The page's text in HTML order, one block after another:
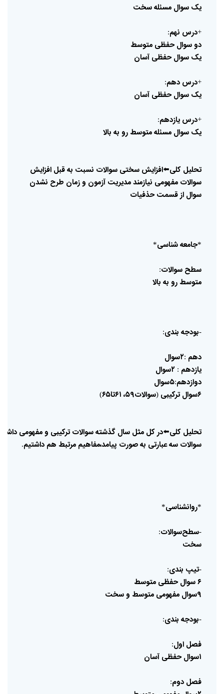
یک سوال مسئلهسخت
+درس نهم:
دوسوال حفظی متوسط
یک سوال حفظی آسان
+درس دهم:
یک سوال حفظی آسان
+درس یازدهم:
یک سوال مسئلهمتوسطرو به بالا
تحلیل کلی⬅️افزایش سختی سوالات نسبت بهقبل افزایش
سوالات مفهومی نیازمندمدیریت آزمون وزمان طرح نشدن
سوال ازقسمت حذفیات
*جامعهشناسی*
سطح سوالات:
متوسطرو به بالا
-بودجه بندی:
دهم :۲سوال
یازدهم : ۲سوال
دوازدهم:۵سوال
۶سوال
ترکیبی (سوالات۵۹، ۶۱تا۶۵ )
تحلیل کلی⬅️درکل مثل سال گذشتهسوالات ترکیبی ومفهومی
سوالات سهعبارتی بهصورت پیامد،مفاهیم مرتبط هم داشتیم.
*روانشناسی*
-سطح‌سوالات:
سخت
-تیپ بندی:
۶سوال حفظی متوسط
۹سوال
مفهومی متوسط وسخت
-بودجه بندی:
فصل اول:
۱سوال حفظی آسان
فصل دوم: